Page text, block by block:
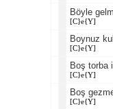
Böyle
[C}e{Y]
Boynuz
[C}e{Y]
Boş torba
[C}e{Y]
Boş
[C}e{Y]